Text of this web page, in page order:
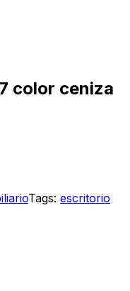
color ceniza
Tags: escritorio